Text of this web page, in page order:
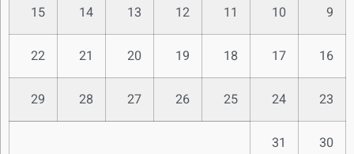
9
10
11
12
13
14
15
16
17
18
19
20
21
22
23
24
25
26
27
28
29
30
31